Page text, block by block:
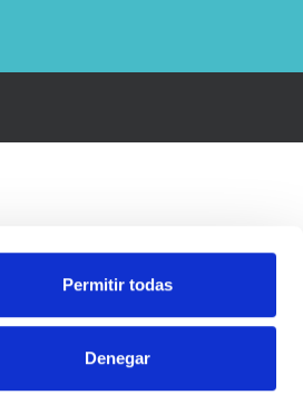
Permitir todas
Denegar